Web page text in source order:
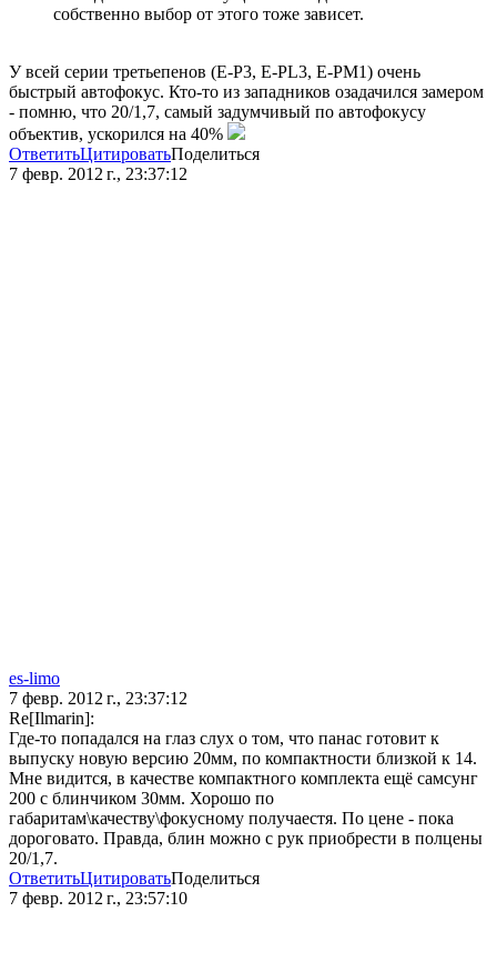
собственно выбор от этого тоже зависет.
У всей серии третьепенов (E-P3, E-PL3, E-PM1) очень
быстрый автофокус. Кто-то из западников озадачился замером
- помню, что 20/1,7, самый задумчивый по автофокусу
объектив, ускорился на 40%
ОтветитьЦитироватьПоделиться
7 февр. 2012 г., 23:37:12
es-limo
7 февр. 2012 г., 23:37:12
Re[Ilmarin]:
Где-то попадался на глаз слух о том, что панас готовит к
выпуску новую версию 20мм, по компактности близкой к 14.
Мне видится, в качестве компактного комплекта ещё самсунг
200 с блинчиком 30мм. Хорошо по
габаритам\качеству\фокусному получаестя. По цене - пока
дороговато. Правда, блин можно с рук приобрести в полцены
20/1,7.
ОтветитьЦитироватьПоделиться
7 февр. 2012 г., 23:57:10